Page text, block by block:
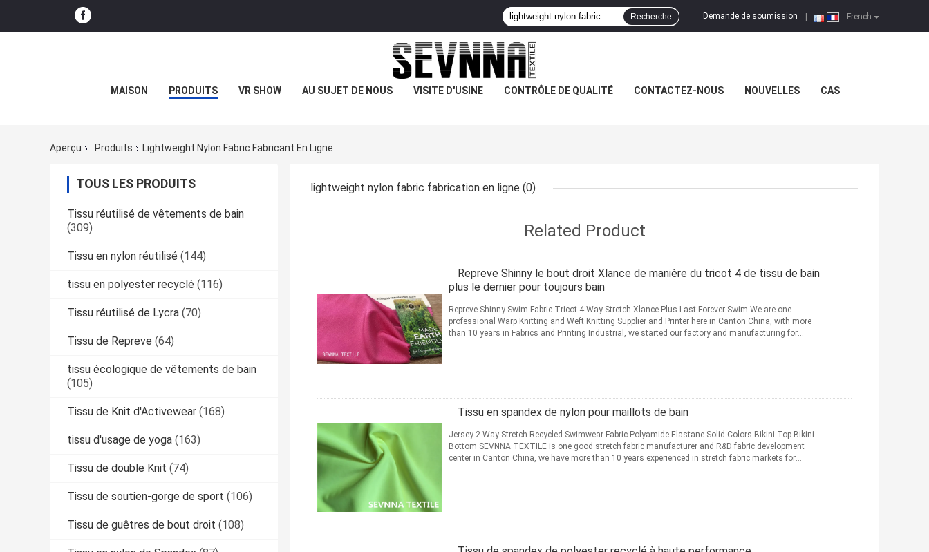
French
Demande de soumission
Recherche
MAISON PRODUITS VR SHOW AU SUJET DE NOUS VISITE D'USINE CONTRÔLE DE QUALITÉ CONTACTEZ-NOUS NOUVELLES CAS
Aperçu Produits Lightweight Nylon Fabric Fabricant En Ligne
TOUS LES PRODUITS
Tissu réutilisé de vêtements de bain
(309)
Tissu en nylon réutilisé (144)
tissu en polyester recyclé (116)
Tissu réutilisé de Lycra (70)
Tissu de Repreve (64)
tissu écologique de vêtements de bain
(105)
Tissu de Knit d'Activewear (168)
tissu d'usage de yoga (163)
Tissu de double Knit (74)
Tissu de soutien-gorge de sport (106)
Tissu de guêtres de bout droit (108)
lightweight nylon fabric fabrication en ligne (0)
Related Product
Repreve Shinny le bout droit Xlance de manière du tricot 4 de tissu de bain
plus le dernier pour toujours bain
Repreve Shinny Swim Fabric Tricot 4 Way Stretch Xlance Plus Last Forever Swim We are one
professional Warp Knitting and Weft Knitting Supplier and Printer here in Canton China, with more
than 10 years in Fabrics and Printing Industrial, we started our factory and manufacturing for
Tissu en spandex de nylon pour maillots de bain
Jersey 2 Way Stretch Recycled Swimwear Fabric Polyamide Elastane Solid Colors Bikini Top Bikini
Bottom​ SEVNNA TEXTILE is one good stretch fabric manufacturer and R&D fabric development
center in Canton China, we have more than 10 years experienced in stretch fabric markets for